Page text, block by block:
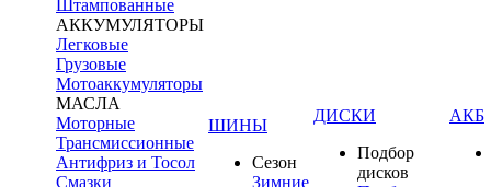
Штампованные
АККУМУЛЯТОРЫ
Легковые
Грузовые
Мотоаккумуляторы
МАСЛА
Моторные
Трансмиссионные
Антифриз и Тосол
Смазки
ШИНЫ
Сезон
Зимние
ДИСКИ
Подбор
дисков
АКБ